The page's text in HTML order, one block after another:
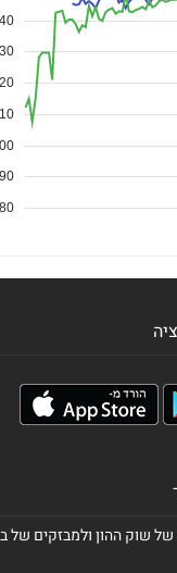
שוק ההון ולמבזקים של